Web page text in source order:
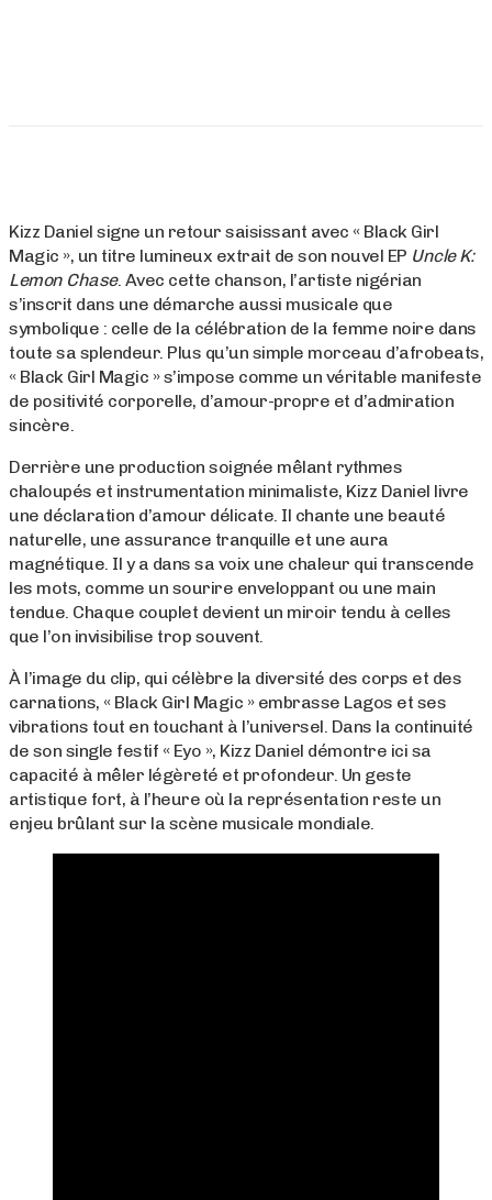
Kizz Daniel signe un retour saisissant avec « Black Girl
Magic », un titre lumineux extrait de son nouvel EP Uncle K:
Lemon Chase. Avec cette chanson, l’artiste nigérian
s’inscrit dans une démarche aussi musicale que
symbolique : celle de la célébration de la femme noire dans
toute sa splendeur. Plus qu’un simple morceau d’afrobeats,
« Black Girl Magic » s’impose comme un véritable manifeste
de positivité corporelle, d’amour-propre et d’admiration
sincère.
Derrière une production soignée mêlant rythmes
chaloupés et instrumentation minimaliste, Kizz Daniel livre
une déclaration d’amour délicate. Il chante une beauté
naturelle, une assurance tranquille et une aura
magnétique. Il y a dans sa voix une chaleur qui transcende
les mots, comme un sourire enveloppant ou une main
tendue. Chaque couplet devient un miroir tendu à celles
que l’on invisibilise trop souvent.
À l’image du clip, qui célèbre la diversité des corps et des
carnations, « Black Girl Magic » embrasse Lagos et ses
vibrations tout en touchant à l’universel. Dans la continuité
de son single festif « Eyo », Kizz Daniel démontre ici sa
capacité à mêler légèreté et profondeur. Un geste
artistique fort, à l’heure où la représentation reste un
enjeu brûlant sur la scène musicale mondiale.